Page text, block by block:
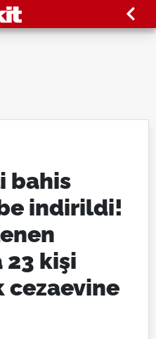
bahis
indirildi!
23 kişi